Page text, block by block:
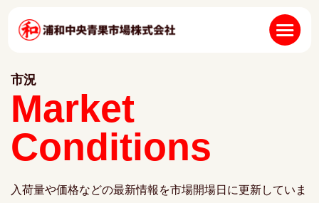
市況
Market
Conditions
入荷量や価格などの最新情報を市場開場日に更新していま